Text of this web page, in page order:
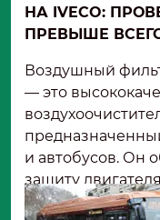
НА IVECO:
ПРЕВЫШЕ
Воздушный
— это
и автобусов. Он
защиту
загрязнений,